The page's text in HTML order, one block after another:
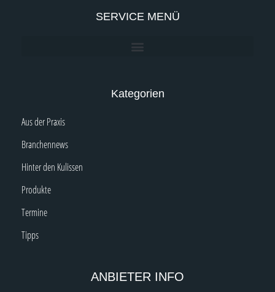
SERVICE MENÜ
Kategorien
Aus der Praxis
Branchennews
Hinter den Kulissen
Produkte
Termine
Tipps
ANBIETER INFO